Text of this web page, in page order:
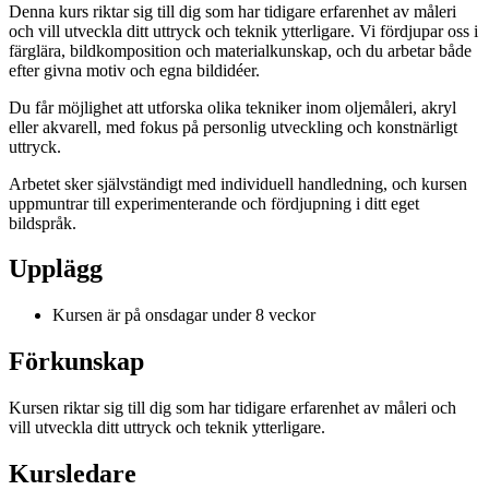
Denna kurs riktar sig till dig som har tidigare erfarenhet av måleri
och vill utveckla ditt uttryck och teknik ytterligare. Vi fördjupar oss i
färglära, bildkomposition och materialkunskap, och du arbetar både
efter givna motiv och egna bildidéer.
Du får möjlighet att utforska olika tekniker inom oljemåleri, akryl
eller akvarell, med fokus på personlig utveckling och konstnärligt
uttryck.
Arbetet sker självständigt med individuell handledning, och kursen
uppmuntrar till experimenterande och fördjupning i ditt eget
bildspråk.
Upplägg
Kursen är på onsdagar under 8 veckor
Förkunskap
Kursen riktar sig till dig som har tidigare erfarenhet av måleri och
vill utveckla ditt uttryck och teknik ytterligare.
Kursledare